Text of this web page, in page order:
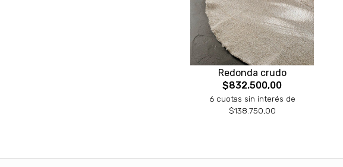
Redonda crudo
$832.500,00
6 cuotas sin interés de
$138.750,00